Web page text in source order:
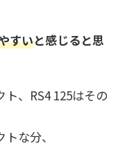
すいと感じると思
、RS4 125はその
な分、